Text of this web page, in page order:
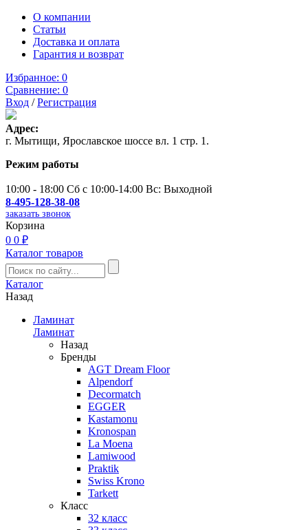
О компании
Статьи
Доставка и оплата
Гарантия и возврат
Избранное: 0
Сравнение: 0
Вход /Регистрация
Адрес:
г. Мытищи, Ярославское шоссе вл. 1 стр. 1.
Режим работы
10:00 - 18:00 Сб с 10:00-14:00 Вс: Выходной
8-495-128-38-08
заказать звонок
Корзина
0 0 ₽
Каталог товаров
Каталог
Назад
Ламинат
Ламинат
Назад
Бренды
AGT Dream Floor
Alpendorf
Decormatch
EGGER
Kastamonu
Kronospan
La Moena
Lamiwood
Praktik
Swiss Krono
Tarkett
Класс
32 класс